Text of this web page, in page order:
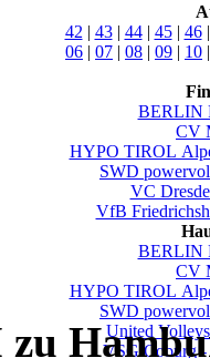
42 | 43| 44| 45| 46
06 | 07 | 08 | 09 | 10
BERLIN
CV
HYPO TIROL
SWD
VC
VfB
BERLIN
CV
HYPO TIROL
SWD
United
VSG Coburg -